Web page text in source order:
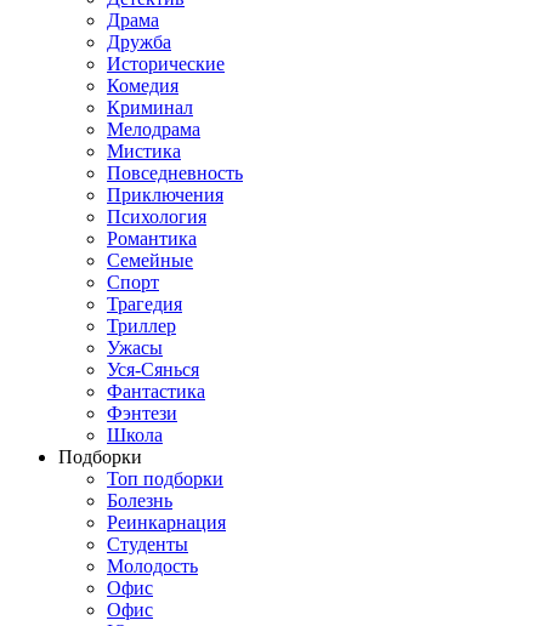
Драма
Дружба
Исторические
Комедия
Криминал
Мелодрама
Мистика
Повседневность
Приключения
Психология
Романтика
Семейные
Спорт
Трагедия
Триллер
Ужасы
Уся-Сянься
Фантастика
Фэнтези
Школа
Подборки
Топ подборки
Болезнь
Реинкарнация
Студенты
Молодость
Офис
Офис